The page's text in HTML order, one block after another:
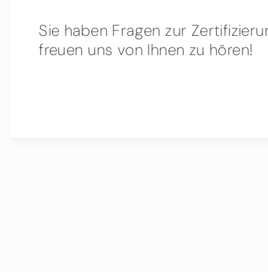
Sie haben Fragen zur
freuen uns von Ihnen zu hören!